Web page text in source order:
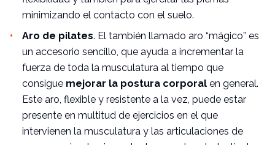
minimizando el contacto con el suelo.
Aro de pilates. El también llamado aro “mágico” es
un accesorio sencillo, que ayuda a incrementar la
fuerza de toda la musculatura al tiempo que
consigue mejorar la postura corporal en general.
Este aro, flexible y resistente a la vez, puede estar
presente en multitud de ejercicios en el que
intervienen la musculatura y las articulaciones de